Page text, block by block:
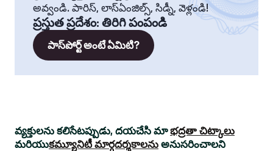
అవ్వండి. పారిస్, లాస్‌ఏంజిల్స్, సిడ్నీ, వెళ్లండి!
ప్రస్తుత ప్రదేశం: తిరిగి పంపండి
పాస్‌పోర్ట్ అంటే ఏమిటి?
వ్యక్తులను కలిసేటప్పుడు, దయచేసి మాభద్రతా చిట్కాలు
మరియుకమ్యూనిటీ మార్గదర్శకాలను అనుసరించాలని